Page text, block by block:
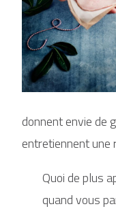
donnent envie de
entretiennent une
Quoi de plus
quand vous